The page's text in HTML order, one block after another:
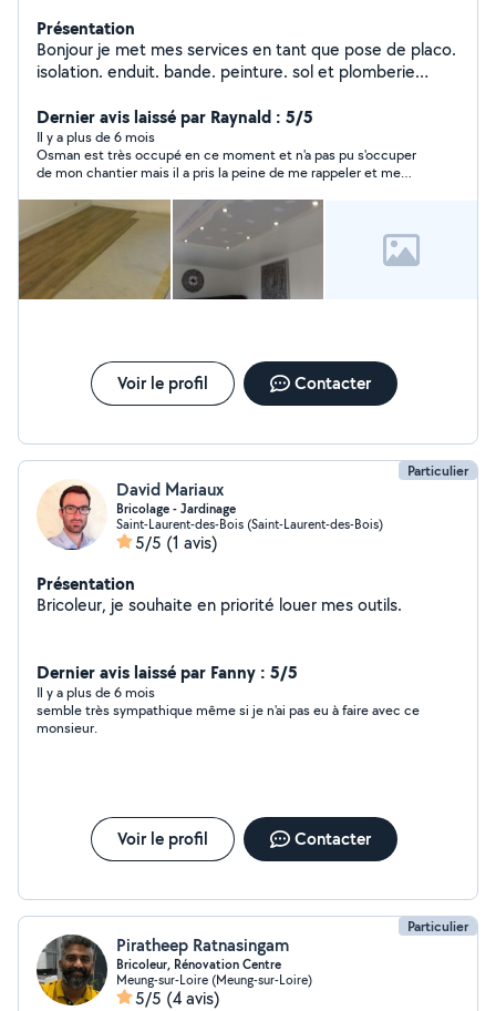
Présentation
Bonjour je met mes services en tant que pose de placo.
isolation. enduit. bande. peinture. sol et plomberie
vous rappelerai merci cordialement osman
Dernier avis laissé par Raynald : 5/5
Il y a plus de 6 mois
Osman est très occupé en ce moment et n'a pas pu s'occuper
de mon chantier mais il a pris la peine de me rappeler et me
travail, je confirme qu'il est correct et sérieux.
Voir le profil Contacter
Particulier
David Mariaux
Bricolage - Jardinage
Saint-Laurent-des-Bois (Saint-Laurent-des-Bois)
5/5 (1 avis)
Présentation
Bricoleur, je souhaite en priorité louer mes outils.
Dernier avis laissé par Fanny : 5/5
Il y a plus de 6 mois
semble très sympathique même si je n'ai pas eu à faire avec ce
monsieur.
Voir le profil Contacter
Particulier
Piratheep Ratnasingam
Bricoleur, Rénovation Centre
Meung-sur-Loire (Meung-sur-Loire)
5/5 (4 avis)